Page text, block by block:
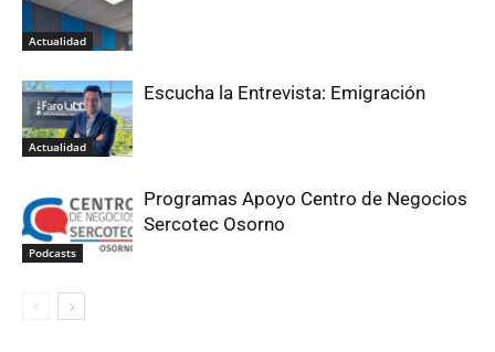
Actualidad
Actualidad
Escucha la Entrevista: Emigración
Podcasts
Programas Apoyo Centro de Negocios
Sercotec Osorno